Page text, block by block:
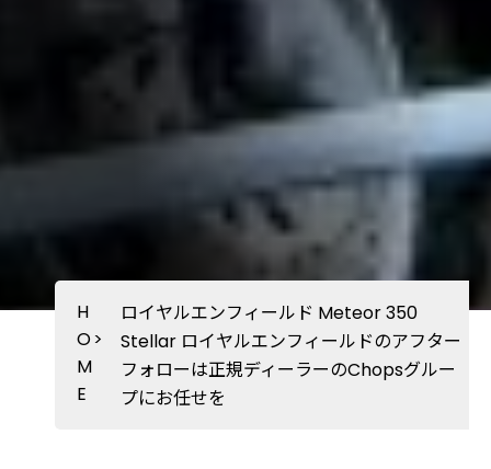
H
O
M
E
>
ロイヤルエンフィールド Meteor 350
Stellar ロイヤルエンフィールドのアフター
フォローは正規ディーラーのChopsグルー
プにお任せを